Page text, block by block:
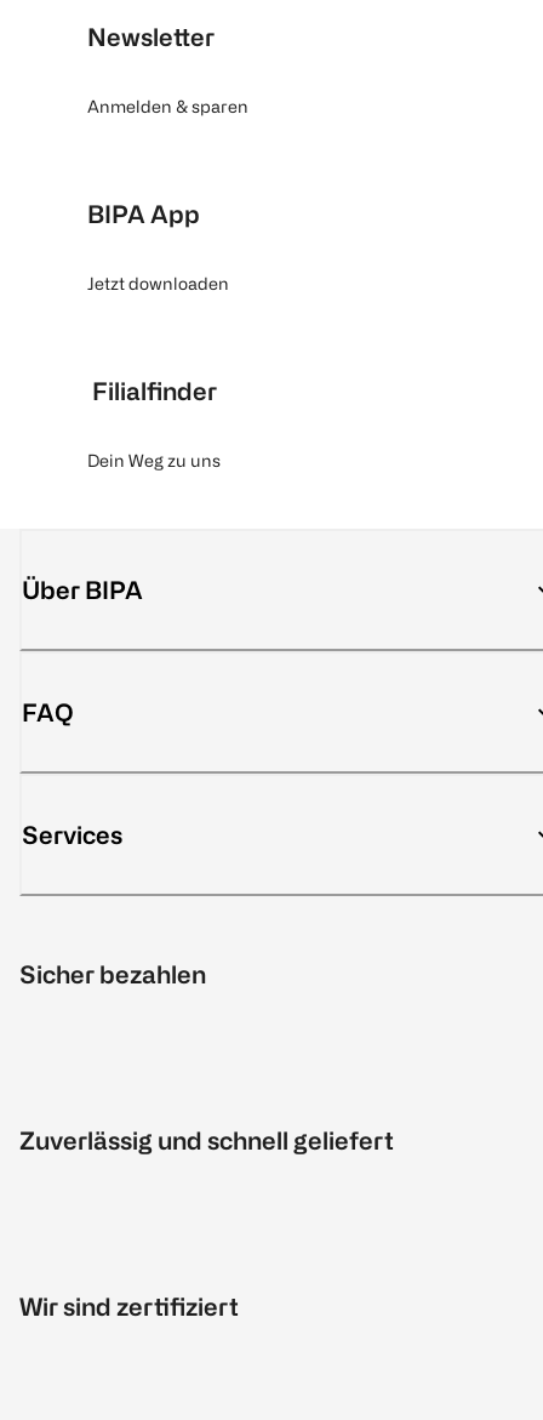
Newsletter
Anmelden & sparen
BIPA App
Jetzt downloaden
Filialfinder
Dein Weg zu uns
Über BIPA
FAQ
Services
Sicher bezahlen
Zuverlässig und schnell geliefert
Wir sind zertifiziert